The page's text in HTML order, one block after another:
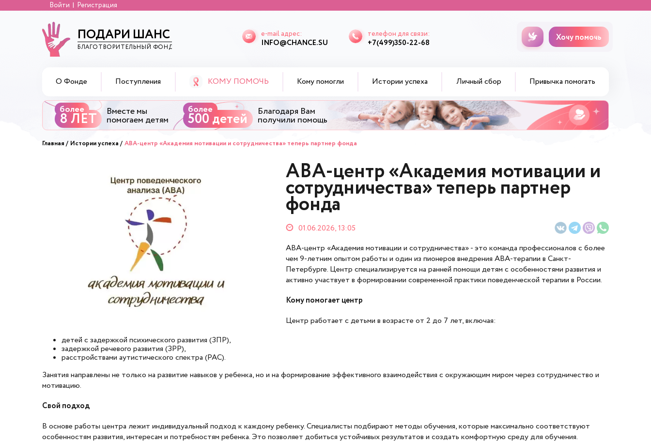
Войти Регистрация
ПОДАРИ ШАНС
БЛАГОТВОРИТЕЛЬНЫЙ ФОНД
e-mail адрес:
INFO@CHANCE.SU
телефон для связи:
+7(499)350-22-68 Хочу помочь
О Фонде Поступления КОМУ ПОМОЧЬ Кому помогли Истории успеха Личный сбор Привычка помогать
более
8 ЛЕТ Вместе мы
помогаем детям
более
500 детей Благодаря Вам
получили помощь
Главная Истории успеха ABA-центр «Академия мотивации и сотрудничества» теперь партнер фонда
ABA-центр «Академия мотивации и
сотрудничества» теперь партнер
фонда
01.06.2026, 13:05
ABA-центр «Академия мотивации и сотрудничества» - это команда профессионалов с более
чем 9-летним опытом работы и один из пионеров внедрения ABA-терапии в Санкт-
Петербурге. Центр специализируется на ранней помощи детям с особенностями развития и
активно участвует в формировании современной практики поведенческой терапии в России.
Кому помогает центр
Центр работает с детьми в возрасте от 2 до 7 лет, включая:
детей с задержкой психического развития (ЗПР),
задержкой речевого развития (ЗРР),
расстройствами аутистического спектра (РАС).
Занятия направлены не только на развитие навыков у ребенка, но и на формирование эффективного взаимодействия с окружающим миром через сотрудничество и
мотивацию.
Свой подход
В основе работы центра лежит индивидуальный подход к каждому ребенку. Специалисты подбирают методы обучения, которые максимально соответствуют
особенностям развития, интересам и потребностям ребенка. Это позволяет добиться устойчивых результатов и создать комфортную среду для обучения.